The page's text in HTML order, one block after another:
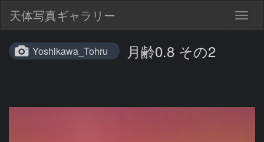
天体写真ギャラリー
Yoshikawa_Tohru 月齢0.8 その2